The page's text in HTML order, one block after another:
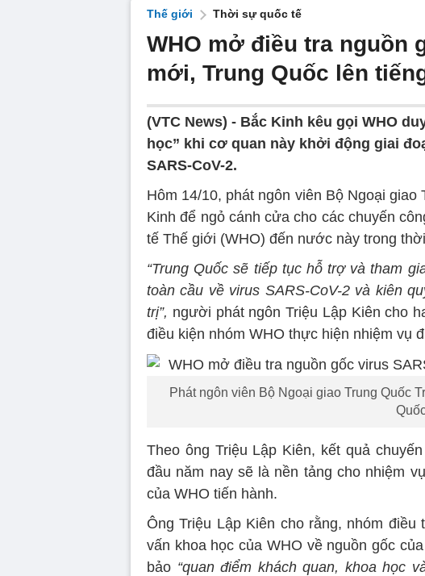
Thế giới Thời sự quốc tế
WHO mở điều tra nguồn
mới, Trung Quốc lên
(VTC News) - Bắc Kinh kêu gọi WHO
học” khi cơ quan này khởi động giai
SARS-CoV-2.
Hôm 14/10, phát ngôn viên Bộ Ngoại
Kinh để ngỏ cánh cửa cho các chuyến
tế Thế giới (WHO) đến nước này trong
“Trung Quốc sẽ tiếp tục hỗ trợ và tham
toàn cầu về virus SARS-CoV-2 và kiên
trị”, người phát ngôn Triệu Lập Kiên cho
điều kiện nhóm WHO thực hiện nhiệm vụ
Phát ngôn viên Bộ Ngoại giao Trung Quốc
Theo ông Triệu Lập Kiên, kết quả
đầu năm nay sẽ là nền tảng cho nhiệm
của WHO tiến hành.
Ông Triệu Lập Kiên cho rằng, nhóm
vấn khoa học của WHO về nguồn gốc
bảo “quan điểm khách quan, khoa học